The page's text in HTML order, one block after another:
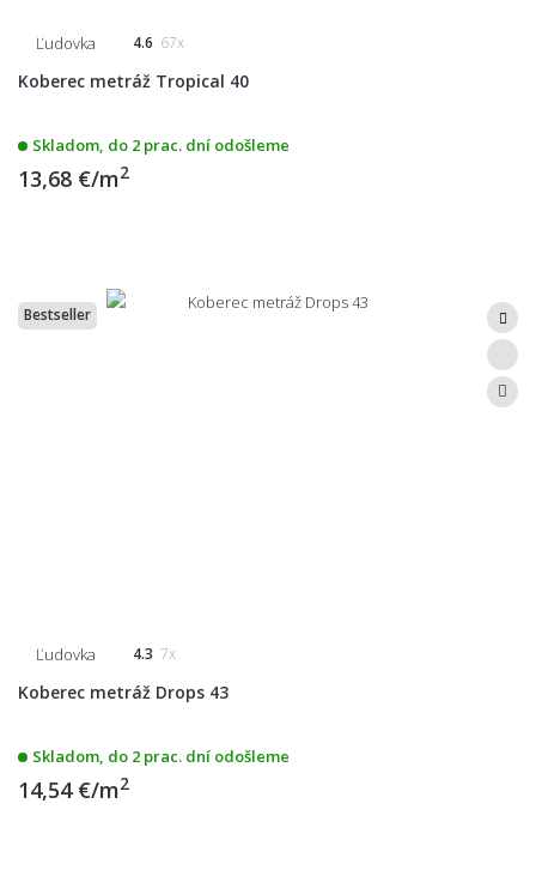
Ľudovka 4.6 67x
Koberec metráž Tropical 40
Skladom, do 2 prac. dní odošleme
13,68 €/m2
Bestseller
Ľudovka 4.3 7x
Koberec metráž Drops 43
Skladom, do 2 prac. dní odošleme
14,54 €/m2